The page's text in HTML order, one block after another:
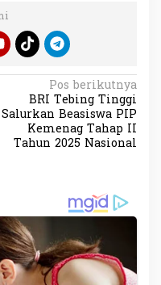
Pos berikutnya
BRI Tebing Tinggi
Salurkan Beasiswa PIP
Kemenag Tahap II
Tahun 2025 Nasional